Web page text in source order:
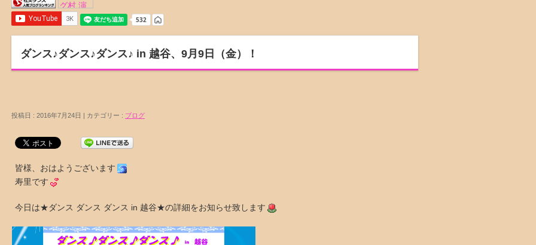
ダンス♪ダンス♪ダンス♪ in 越谷、9月9日（金）！
投稿日 : 2016年7月24日 | カテゴリー : ブログ
皆様、おはようございます
寿里です
今日は★ダンス ダンス ダンス in 越谷★の詳細をお知らせ致します